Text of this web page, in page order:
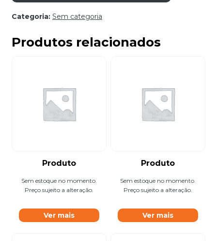
Categoria: Sem categoria
Produtos relacionados
Produto
Sem estoque no momento.
Preço sujeito a alteração.
Ver mais
Produto
Sem estoque no momento.
Preço sujeito a alteração.
Ver mais